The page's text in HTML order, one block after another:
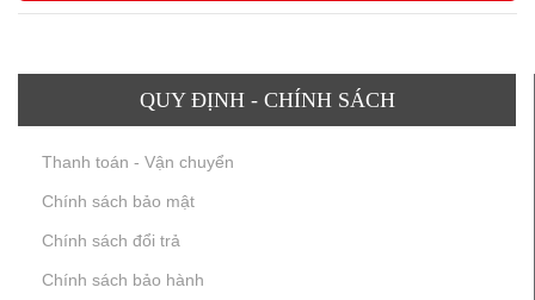
QUY ĐỊNH - CHÍNH SÁCH
Thanh toán - Vận chuyển
Chính sách bảo mật
Chính sách đổi trả
Chính sách bảo hành